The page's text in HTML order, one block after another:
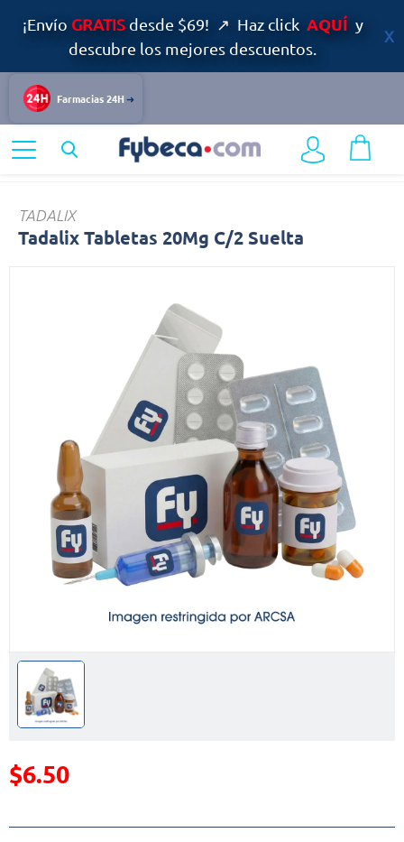
¡Envío GRATISdesde $69! ↗ Haz click AQUÍ y
descubre los mejores descuentos.
Farmacias 24H
Bienestar Sexual
TADALIX
Tadalix Tabletas 20Mg C/2 Suelta
Precio reducido de
$6.50